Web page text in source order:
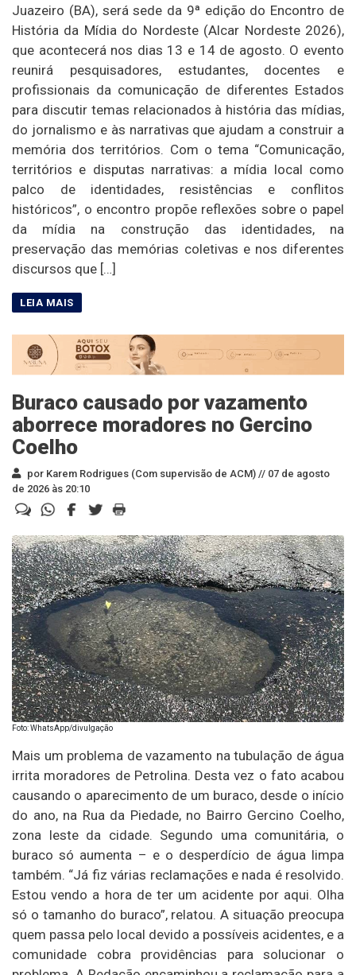
Juazeiro (BA), será sede da 9ª edição do Encontro de
História da Mídia do Nordeste (Alcar Nordeste 2026),
que acontecerá nos dias 13 e 14 de agosto. O evento
reunirá pesquisadores, estudantes, docentes e
profissionais da comunicação de diferentes Estados
para discutir temas relacionados à história das mídias,
do jornalismo e às narrativas que ajudam a construir a
memória dos territórios. Com o tema “Comunicação,
territórios e disputas narrativas: a mídia local como
palco de identidades, resistências e conflitos
históricos”, o encontro propõe reflexões sobre o papel
da mídia na construção das identidades, na
preservação das memórias coletivas e nos diferentes
discursos que […]
Buraco causado por vazamento
aborrece moradores no Gercino
Coelho
por Karem Rodrigues (Com supervisão de ACM) // 07 de agosto
de 2026 às 20:10
Foto: WhatsApp/divulgação
Mais um problema de vazamento na tubulação de água
irrita moradores de Petrolina. Desta vez o fato acabou
causando o aparecimento de um buraco, desde o início
do ano, na Rua da Piedade, no Bairro Gercino Coelho,
zona leste da cidade. Segundo uma comunitária, o
buraco só aumenta – e o desperdício de água limpa
também. “Já fiz várias reclamações e nada é resolvido.
Estou vendo a hora de ter um acidente por aqui. Olha
só o tamanho do buraco”, relatou. A situação preocupa
quem passa pelo local devido a possíveis acidentes, e a
comunidade cobra providências para solucionar o